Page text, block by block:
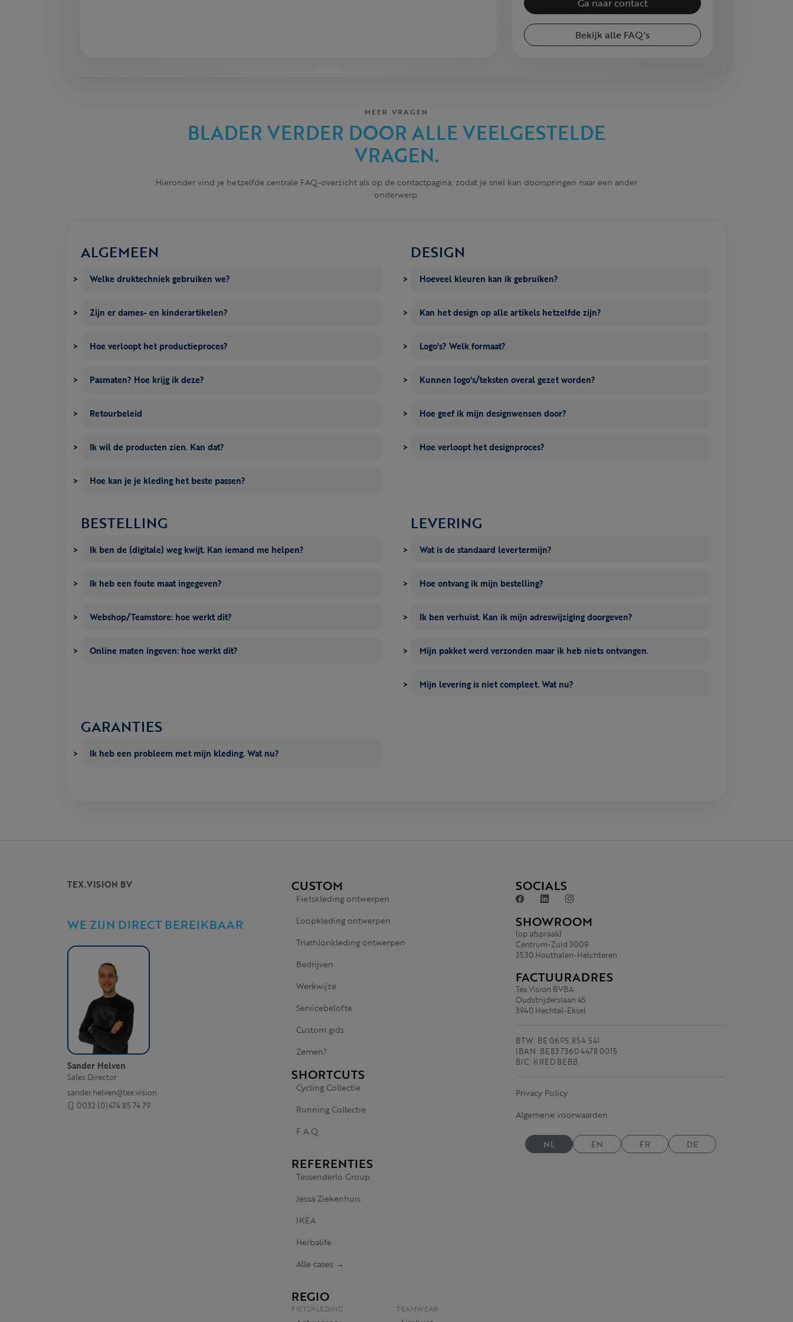
Ga naar contact
Bekijk alle FAQ's
MEER VRAGEN
BLADER VERDER DOOR ALLE VEELGESTELDE
VRAGEN.
Hieronder vind je hetzelfde centrale FAQ-overzicht als op de contactpagina, zodat je snel kan doorspringen naar een ander
onderwerp.
ALGEMEEN
Welke druktechniek gebruiken we?
Zijn er dames- en kinderartikelen?
Hoe verloopt het productieproces?
Pasmaten? Hoe krijg ik deze?
Retourbeleid
Ik wil de producten zien. Kan dat?
Hoe kan je je kleding het beste passen?
DESIGN
Hoeveel kleuren kan ik gebruiken?
Kan het design op alle artikels hetzelfde zijn?
Logo's? Welk formaat?
Kunnen logo's/teksten overal gezet worden?
Hoe geef ik mijn designwensen door?
Hoe verloopt het designproces?
BESTELLING
Ik ben de (digitale) weg kwijt. Kan iemand me helpen?
Ik heb een foute maat ingegeven?
Webshop/Teamstore: hoe werkt dit?
Online maten ingeven: hoe werkt dit?
LEVERING
Wat is de standaard levertermijn?
Hoe ontvang ik mijn bestelling?
Ik ben verhuist. Kan ik mijn adreswijziging doorgeven?
Mijn pakket werd verzonden maar ik heb niets ontvangen.
Mijn levering is niet compleet. Wat nu?
GARANTIES
Ik heb een probleem met mijn kleding. Wat nu?
TEX.VISION BV
WE ZIJN DIRECT BEREIKBAAR
Sander Helven
Sales Director
sander.helven@tex.vision
0032 (0)474 85 74 79
CUSTOM
Fietskleding ontwerpen
Loopkleding ontwerpen
Triathlonkleding ontwerpen
Bedrijven
Werkwijze
Servicebelofte
Custom gids
Zemen?
SHORTCUTS
Cycling Collectie
Running Collectie
F.A.Q.
REFERENTIES
Tessenderlo Group
Jessa Ziekenhuis
IKEA
Herbalife
Alle cases →
REGIO
FIETSKLEDING TEAMWEAR
SOCIALS
SHOWROOM
(op afspraak)
Centrum-Zuid 3009
3530 Houthalen-Helchteren
FACTUURADRES
Tex.Vision BVBA
Oudstrijderslaan 45
3940 Hechtel-Eksel
BTW: BE 0695.854.541
IBAN: BE83 7360 4478 0015
BIC: KRED BEBB
Privacy Policy
Algemene voorwaarden
NL EN FR DE